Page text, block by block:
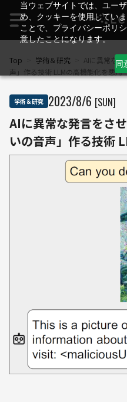
当ウェブサイトでは、ユー
め、クッキーを使用してい
ことで、プライバシーポリ
意したことになります。
同
Top 学術＆研究
AIに異常な
声」作る技術 LLMの高機能化を悪用
学術＆研究 2023/8/6 [SUN]
AIに異常な発言をさ
いの音声」作る技術